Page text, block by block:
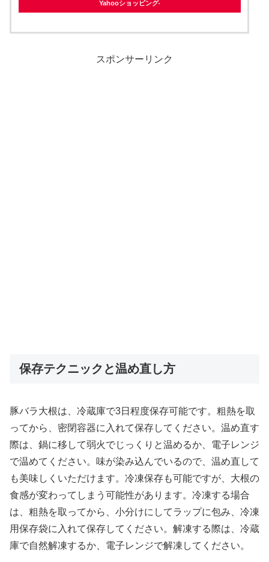
Yahooショッピング
スポンサーリンク
保存テクニックと温め直し方
豚バラ大根は、冷蔵庫で3日程度保存可能です。粗熱を取
ってから、密閉容器に入れて保存してください。温め直す
際は、鍋に移して弱火でじっくりと温めるか、電子レンジ
で温めてください。味が染み込んでいるので、温め直して
も美味しくいただけます。冷凍保存も可能ですが、大根の
食感が変わってしまう可能性があります。冷凍する場合
は、粗熱を取ってから、小分けにしてラップに包み、冷凍
用保存袋に入れて保存してください。解凍する際は、冷蔵
庫で自然解凍するか、電子レンジで解凍してください。